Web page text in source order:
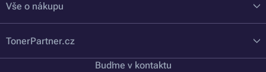
Vše o nákupu
TonerPartner.cz
Buďme v kontaktu